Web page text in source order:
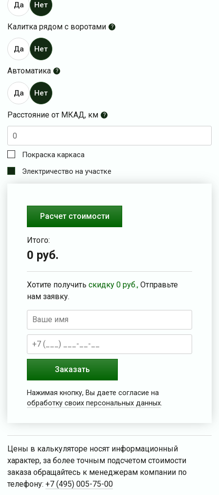
Да Нет
Калитка рядом с воротами ?
Да Нет
Автоматика ?
Да Нет
Расстояние от МКАД, км ?
Покраска каркаса
Электричество на участке
Расчет стоимости
Итого:
0 руб.
Хотите получить скидку 0 руб., Отправьте
нам заявку.
Заказать
Нажимая кнопку, Вы даете согласие на
обработку своих персональных данных.
Цены в калькуляторе носят информационный
характер, за более точным подсчетом стоимости
заказа обращайтесь к менеджерам компании по
телефону: +7 (495) 005-75-00